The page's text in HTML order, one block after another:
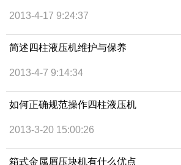
2013-4-17 9:24:37
简述四柱液压机维护与保养
2013-4-7 9:14:34
如何正确规范操作四柱液压机
2013-3-20 15:00:26
箱式金属屑压块机有什么优点